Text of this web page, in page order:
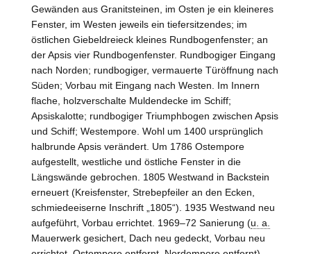
Gewänden aus Granitsteinen, im Osten je ein kleineres
Fenster, im Westen jeweils ein tiefersitzendes; im
östlichen Giebeldreieck kleines Rundbogenfenster; an
der Apsis vier Rundbogenfenster. Rundbogiger Eingang
nach Norden; rundbogiger, vermauerte Türöffnung nach
Süden; Vorbau mit Eingang nach Westen . Im Innern
flache, holzverschalte Muldendecke im Schiff;
Apsiskalotte; rundbogiger Triumphbogen zwischen Apsis
und Schiff; Westempore. Wohl um 1400 ursprünglich
halbrunde Apsis verändert. Um 1786 Ostempore
aufgestellt, westliche und östliche Fenster in die
Längswände gebrochen. 1805 Westwand in Backstein
erneuert (Kreisfenster, Strebepfeiler an den Ecken,
schmiedeeiserne Inschrift „1805“). 1935 Westwand neu
aufgeführt, Vorbau errichtet. 1969–72 Sanierung (u. a.
Mauerwerk gesichert, Dach neu gedeckt, Vorbau neu